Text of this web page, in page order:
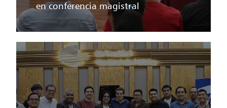
en conferencia magistral